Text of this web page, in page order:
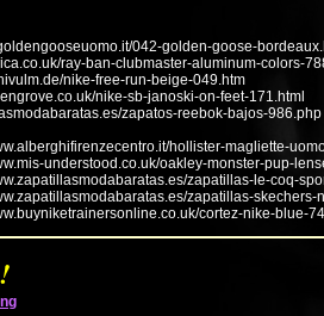
042-golden-goose-
ray-ban-clubmaster-aluminum-colors-
nike-free-run-beige-049.htm
nike-sb-janoski-on-feet-171.html
zapatos-reebok-bajos-986.php
hollister-magliette-
understood.co.uk/oakley-monster-pup-
zapatillas-le-coq-
zapatillas-
cortez-nike-blue-